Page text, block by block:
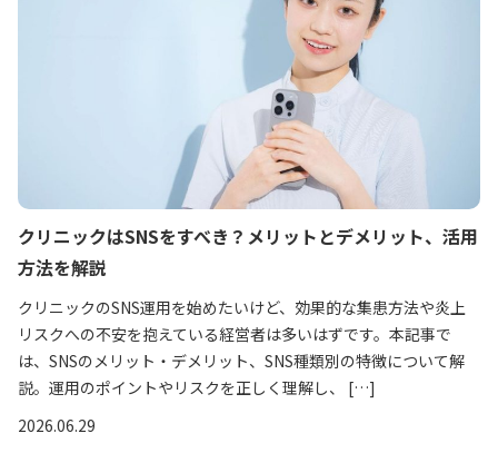
クリニックはSNSをすべき？メリットとデメリット、活用
方法を解説
クリニックのSNS運用を始めたいけど、効果的な集患方法や炎上
リスクへの不安を抱えている経営者は多いはずです。本記事で
は、SNSのメリット・デメリット、SNS種類別の特徴について解
説。運用のポイントやリスクを正しく理解し、 […]
2026.06.29